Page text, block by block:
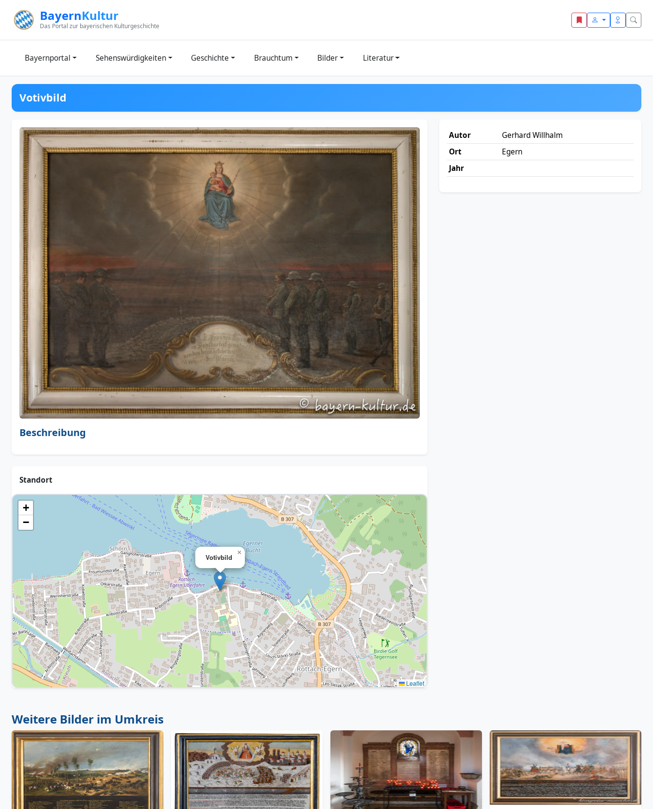
BayernKultur
Das Portal zur bayerischen Kulturgeschichte
Bayernportal Sehenswürdigkeiten Geschichte Brauchtum Bilder Literatur
Votivbild
Beschreibung
Standort
Votivbild
×
+
−
Leaflet
Autor
Gerhard Willhalm
Ort
Egern
Jahr
Weitere Bilder im Umkreis